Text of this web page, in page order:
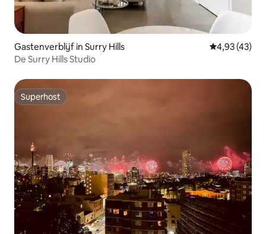
Gastenverblijf in Surry Hills Gemiddelde
4,93 (43)
De Surry Hills Studio
Superhost
Superhost